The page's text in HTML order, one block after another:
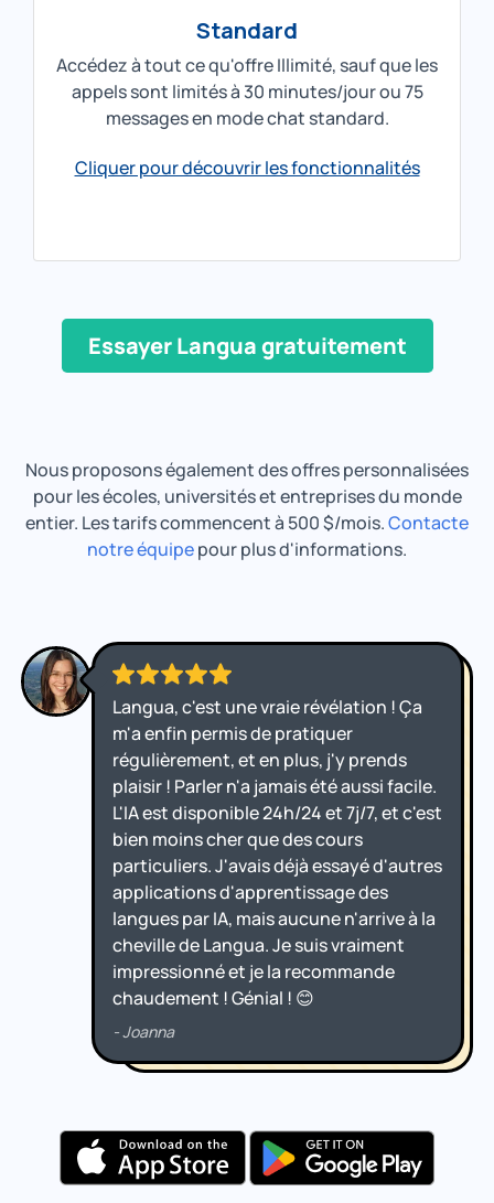
Standard
Accédez à tout ce qu'offre Illimité, sauf que les
appels sont limités à 30 minutes/jour ou 75
messages en mode chat standard.
Cliquer pour découvrir les fonctionnalités
Essayer Langua gratuitement
Nous proposons également des offres personnalisées
pour les écoles, universités et entreprises du monde
entier. Les tarifs commencent à 500 $/mois.Contacte
notre équipepour plus d'informations.